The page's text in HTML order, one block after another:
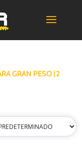
GRAN PESO (2